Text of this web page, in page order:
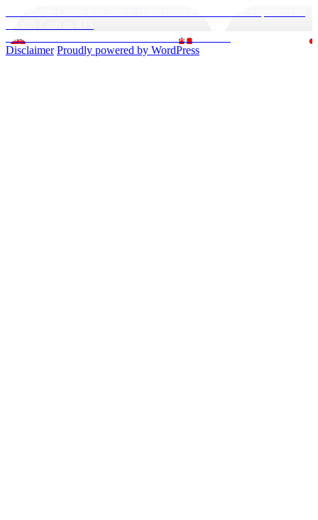
Navigazione
articoli
Successivo
successivo:
Come cancellare un video su YouTube
Disclaimer Proudly powered by WordPress